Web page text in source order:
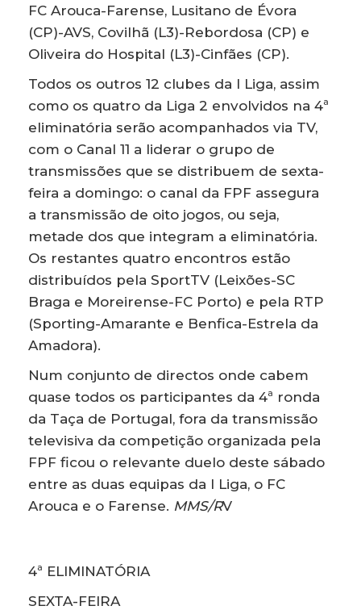
FC Arouca-Farense, Lusitano de Évora
(CP)-AVS, Covilhã (L3)-Rebordosa (CP) e
Oliveira do Hospital (L3)-Cinfães (CP).
Todos os outros 12 clubes da I Liga, assim
como os quatro da Liga 2 envolvidos na 4ª
eliminatória serão acompanhados via TV,
com o Canal 11 a liderar o grupo de
transmissões que se distribuem de sexta-
feira a domingo: o canal da FPF assegura
a transmissão de oito jogos, ou seja,
metade dos que integram a eliminatória.
Os restantes quatro encontros estão
distribuídos pela SportTV (Leixões-SC
Braga e Moreirense-FC Porto) e pela RTP
(Sporting-Amarante e Benfica-Estrela da
Amadora).
Num conjunto de directos onde cabem
quase todos os participantes da 4ª ronda
da Taça de Portugal, fora da transmissão
televisiva da competição organizada pela
FPF ficou o relevante duelo deste sábado
entre as duas equipas da I Liga, o FC
Arouca e o Farense. MMS/RV
4ª ELIMINATÓRIA
SEXTA-FEIRA